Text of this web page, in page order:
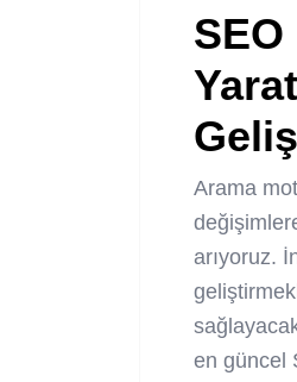
SEO
Arama
arıyoruz.
en güncel